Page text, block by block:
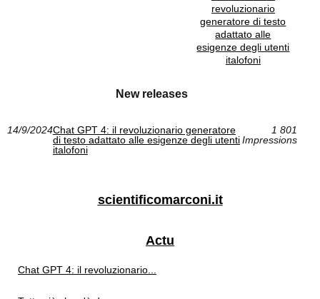
revoluzionario
generatore di testo
adattato alle
esigenze degli utenti
italofoni
New releases
14/9/2024Chat GPT 4: il revoluzionario generatore
di testo adattato alle esigenze degli utenti
italofoni
1 801
Impressions
scientificomarconi.it
Actu
Chat GPT 4: il revoluzionario...